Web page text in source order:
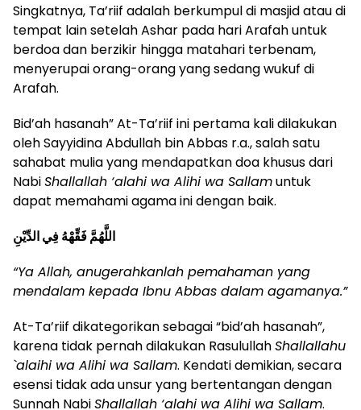
Singkatnya, Ta’riif adalah berkumpul di masjid atau di
tempat lain setelah Ashar pada hari Arafah untuk
berdoa dan berzikir hingga matahari terbenam,
menyerupai orang-orang yang sedang wukuf di
Arafah.
Bid’ah hasanah” At-Ta’riif ini pertama kali dilakukan
oleh Sayyidina Abdullah bin Abbas r.a., salah satu
sahabat mulia yang mendapatkan doa khusus dari
NabiShallallah ‘alahi wa Alihi wa Sallamuntuk
dapat memahami agama ini dengan baik.
اللَّهُمَّ فَقِّهْهُ فِي الدِّيْنِ
“Ya Allah, anugerahkanlah pemahaman yang
mendalam kepada Ibnu Abbas dalam agamanya.”
At-Ta’riif dikategorikan sebagai “bid’ah hasanah”,
karena tidak pernah dilakukan RasulullahShallallahu
`alaihi wa Alihi wa Sallam. Kendati demikian, secara
esensi tidak ada unsur yang bertentangan dengan
Sunnah NabiShallallah ‘alahi wa Alihi wa Sallam.